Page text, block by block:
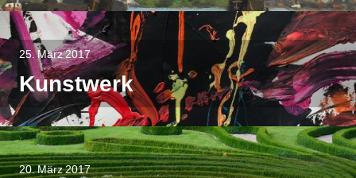
25. März 2017
Kunstwerk
20. März 2017